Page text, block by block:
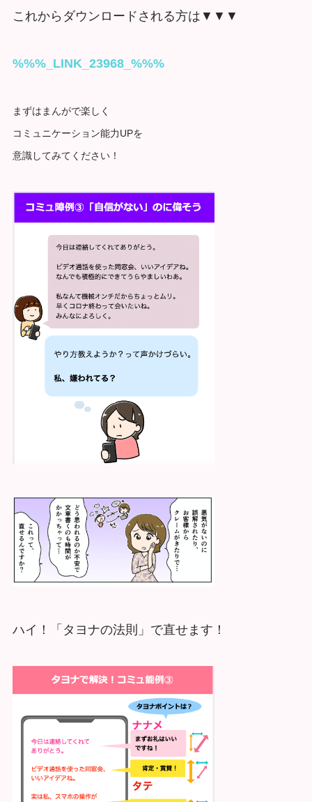
これからダウンロードされる方は▼▼▼
%%%_LINK_23968_%%%
まずはまんがで楽しく
コミュニケーション能力UPを
意識してみてください！
ハイ！「タヨナの法則」で直せます！